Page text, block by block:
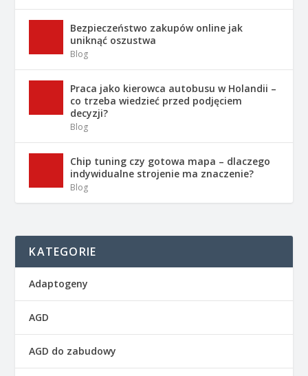
Bezpieczeństwo zakupów online jak
uniknąć oszustwa
Blog
Praca jako kierowca autobusu w Holandii –
co trzeba wiedzieć przed podjęciem
decyzji?
Blog
Chip tuning czy gotowa mapa – dlaczego
indywidualne strojenie ma znaczenie?
Blog
KATEGORIE
Adaptogeny
AGD
AGD do zabudowy